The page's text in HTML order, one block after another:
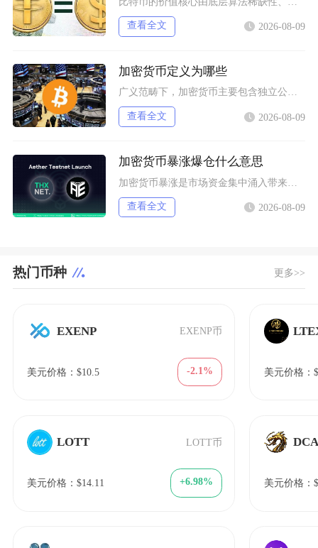
查看全文 2026-08-09
加密货币定义为哪些
广义范畴下，加密货币主要包含独立公链原生币种、依托现有区块链发行的各类同质化代币、多种机制
查看全文 2026-08-09
加密货币暴涨爆仓什么意思
查看全文 2026-08-09
热门币种 更多>>
EXENP EXENP币
美元价格：$10.5 -2.1%
LOTT LOTT币
美元价格：$14.11 +6.98%
美元价格：
美元价格：